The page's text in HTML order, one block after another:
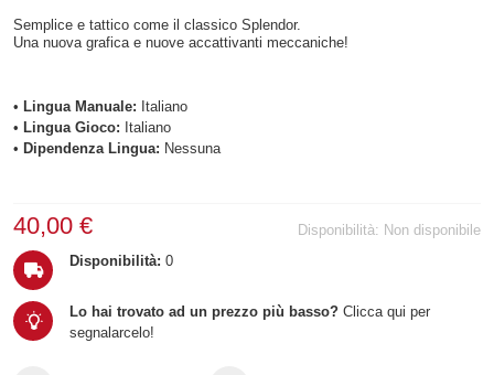
Semplice e tattico come il classico Splendor.
Una nuova grafica e nuove accattivanti meccaniche!
• Lingua Manuale: Italiano
• Lingua Gioco: Italiano
• Dipendenza Lingua: Nessuna
Disponibilità: Non disponibile
40,00 €
Disponibilità: 0
Lo hai trovato ad un prezzo più basso? Clicca qui per
segnalarcelo!